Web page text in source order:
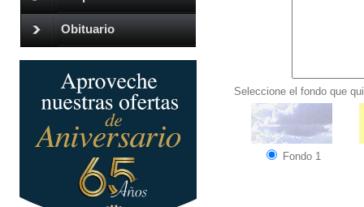
Obituario
Seleccione el fondo que
Fondo 1